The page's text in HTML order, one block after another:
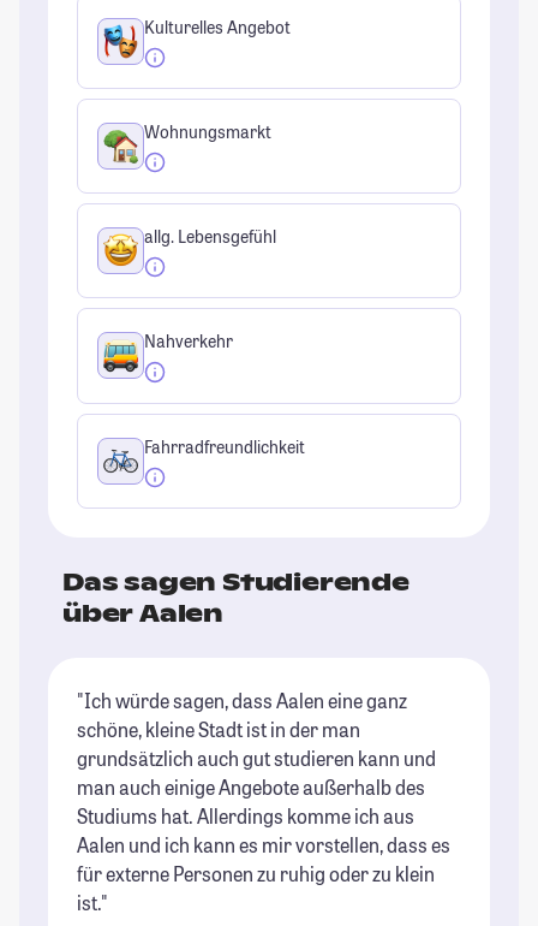
Kulturelles Angebot
Wohnungsmarkt
allg. Lebensgefühl
Nahverkehr
Fahrradfreundlichkeit
Das sagen Studierende
über Aalen
"Ich würde sagen, dass Aalen eine ganz
schöne, kleine Stadt ist in der man
grundsätzlich auch gut studieren kann und
man auch einige Angebote außerhalb des
Studiums hat. Allerdings komme ich aus
Aalen und ich kann es mir vorstellen, dass es
für externe Personen zu ruhig oder zu klein
ist."